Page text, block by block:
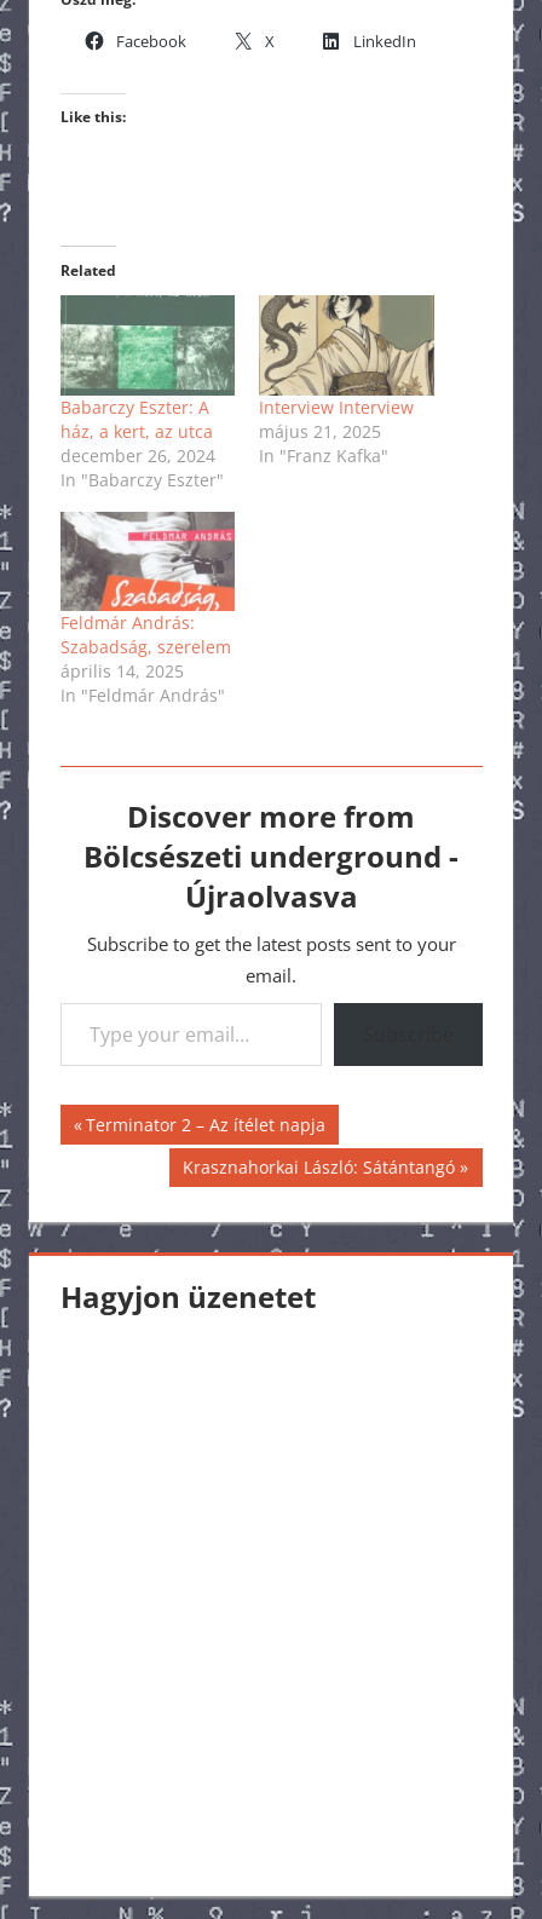
Facebook X LinkedIn
Like this:
Related
Babarczy Eszter: A
ház, a kert, az utca
december 26, 2024
In "Babarczy Eszter"
Interview Interview
május 21, 2025
In "Franz Kafka"
Feldmár András:
Szabadság, szerelem
április 14, 2025
In "Feldmár András"
Discover more from
Bölcsészeti underground -
Újraolvasva
Subscribe to get the latest posts sent to your
email.
Type your email…
Bejegyzés
navigáció
Previous
Post:
Terminator 2 – Az ítélet napja
Next
Post:
Krasznahorkai László: Sátántangó
Hagyjon üzenetet